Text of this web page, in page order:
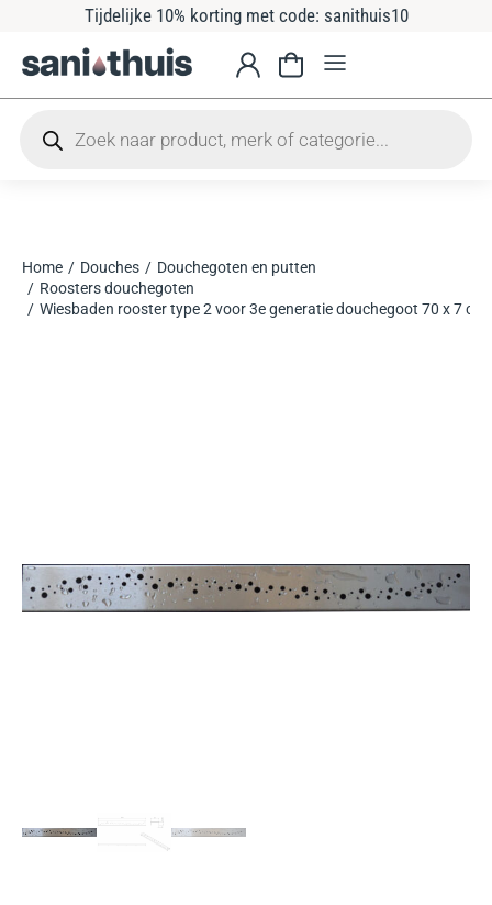
Tijdelijke 10% korting met code: sanithuis10
Je bent hier:
Home Douches
Douchegoten en putten
Roosters douchegoten
Wiesbaden rooster type 2 voor 3e generatie douchegoot 70 x 7 cm